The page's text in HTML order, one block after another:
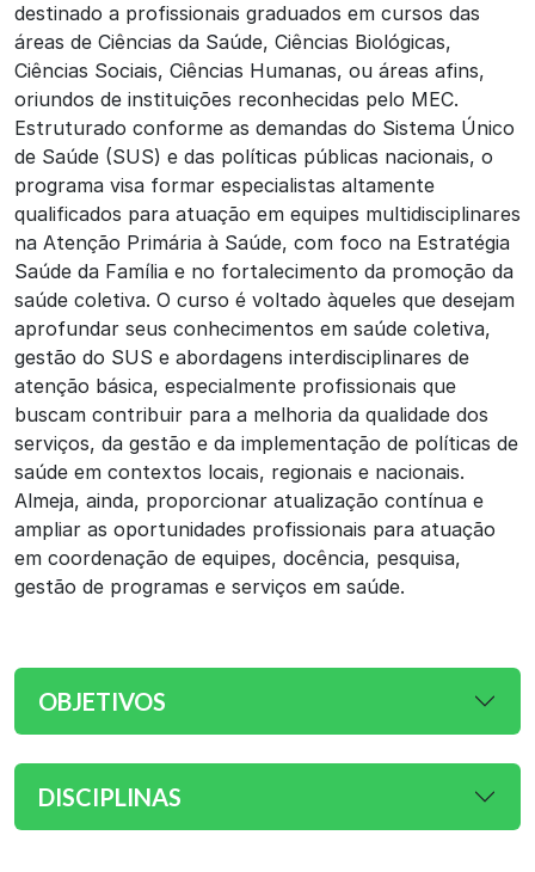
destinado a profissionais graduados em cursos das
áreas de Ciências da Saúde, Ciências Biológicas,
Ciências Sociais, Ciências Humanas, ou áreas afins,
oriundos de instituições reconhecidas pelo MEC.
Estruturado conforme as demandas do Sistema Único
de Saúde (SUS) e das políticas públicas nacionais, o
programa visa formar especialistas altamente
qualificados para atuação em equipes multidisciplinares
na Atenção Primária à Saúde, com foco na Estratégia
Saúde da Família e no fortalecimento da promoção da
saúde coletiva. O curso é voltado àqueles que desejam
aprofundar seus conhecimentos em saúde coletiva,
gestão do SUS e abordagens interdisciplinares de
atenção básica, especialmente profissionais que
buscam contribuir para a melhoria da qualidade dos
serviços, da gestão e da implementação de políticas de
saúde em contextos locais, regionais e nacionais.
Almeja, ainda, proporcionar atualização contínua e
ampliar as oportunidades profissionais para atuação
em coordenação de equipes, docência, pesquisa,
gestão de programas e serviços em saúde.
OBJETIVOS
DISCIPLINAS